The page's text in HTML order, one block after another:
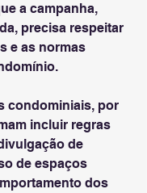
a campanha,
precisa respeitar
e as normas
condominiais, por
incluir regras
de
de espaços
dos